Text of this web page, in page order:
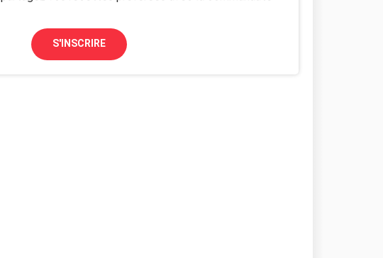
S'INSCRIRE